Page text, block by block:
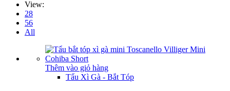
View:
28
56
All
Thêm vào giỏ hàng
Tẩu Xì Gà - Bắt Tóp